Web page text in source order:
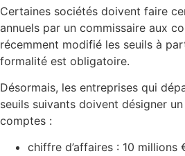
Certaines sociétés doivent faire
annuels par un commissaire aux
récemment modifié les seuils à
formalité est obligatoire.
Désormais, les entreprises qui
seuils suivants doivent désigner
comptes :
chiffre d’affaires : 10 millions